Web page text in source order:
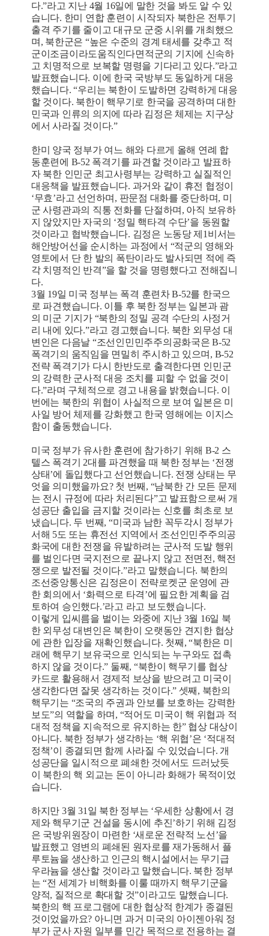
다.”라고 지난 4월 16일에 말한 것을 봐도 알 수 있
습니다. 한미 연합 훈련이 시작되자 북한은 전투기
출격 주기를 줄이고 대규모 군중 시위를 개최했으
며, 북한군은 “높은 수준의 경계 태세를 갖추고 적
군이조금이라도움직인다면적군의 기지에 신속하
고 치명적으로 보복할 명령을 기다리고 있다.”라고
발표했습니다. 이에 한국 국방부도 동일하게 대응
했습니다. “우리는 북한이 도발하면 강력하게 대응
할 것이다. 북한이 핵무기로 한국을 공격하며 대한
민국과 인류의 의지에 따라 김정은 체제는 지구상
에서 사라질 것이다.”
한미 양국 정부가 여느 해와 다르게 올해 연례 합
동훈련에 B-52 폭격기를 파견할 것이라고 발표하
자 북한 인민군 최고사령부는 강력하고 실질적인
대응책을 발표했습니다. 과거와 같이 휴전 협정이
‘무효’라고 선언하며, 판문점 대화를 중단하며, 미
군 사령관과의 직통 전화를 단절하며, 아직 보유하
지 않았지만 자국의 ‘정밀 핵타격 수단’을 동원할
것이라고 협박했습니다. 김정은 노동당 제1비서는
해안방어선을 순시하는 과정에서 “적군의 영해와
영토에서 단 한 발의 폭탄이라도 발사되면 적에 즉
각 치명적인 반격”을 할 것을 명령했다고 전해집니
다.
3월 19일 미국 정부는 폭격 훈련차 B-52를 한국으
로 파견했습니다. 이틀 후 북한 정부는 일본과 괌
의 미군 기지가 “북한의 정밀 공격 수단의 사정거
리 내에 있다.”라고 경고했습니다. 북한 외무성 대
변인은 다음날 “조선인민민주주의공화국은 B-52
폭격기의 움직임을 면밀히 주시하고 있으며, B-52
전략 폭격기가 다시 한반도로 출격한다면 인민군
의 강력한 군사적 대응 조치를 피할 수 없을 것이
다.”라며 구체적으로 경고 내용을 밝혔습니다. 이
번에는 북한의 위협이 사실적으로 보여 일본은 미
사일 방어 체제를 강화했고 한국 영해에는 이지스
함이 출동했습니다.
미국 정부가 유사한 훈련에 참가하기 위해 B-2 스
텔스 폭격기 2대를 파견했을 때 북한 정부는 ‘전쟁
상태’에 돌입했다고 선언했습니다. 전쟁 상태는 무
엇을 의미했을까요? 첫 번째, “남북한 간 모든 문제
는 전시 규정에 따라 처리된다”고 발표함으로써 개
성공단 출입을 금지할 것이라는 신호를 최초로 보
냈습니다. 두 번째, “미국과 남한 꼭두각시 정부가
서해 5도 또는 휴전선 지역에서 조선인민주주의공
화국에 대한 전쟁을 유발하려는 군사적 도발 행위
를 벌인다면 국지전으로 끝나지 않고 전면전, 핵전
쟁으로 발전될 것이다.”라고 말했습니다. 북한의
조선중앙통신은 김정은이 전략로켓군 운영에 관
한 회의에서 ‘화력으로 타격’에 필요한 계획을 검
토하여 승인했다.’라고 라고 보도했습니다.
이렇게 입씨름을 벌이는 와중에 지난 3월 16일 북
한 외무성 대변인은 북한이 오랫동안 견지한 협상
에 관한 입장을 재확인했습니다. 첫째, “북한은 미
래에 핵무기 보유국으로 인식되는 누구와도 접촉
하지 않을 것이다.” 둘째, “북한이 핵무기를 협상
카드로 활용해서 경제적 보상을 받으려고 미국이
생각한다면 잘못 생각하는 것이다.” 셋째, 북한의
핵무기는 “조국의 주권과 안보를 보호하는 강력한
보도”의 역할을 하며, “적어도 미국이 핵 위협과 적
대적 정책을 지속적으로 유지하는 한” 협상 대상이
아니다. 북한 정부가 생각하는 ‘핵 위협’은 ‘적대적
정책’이 종결되면 함께 사라질 수 있었습니다. 개
성공단을 일시적으로 폐쇄한 것에서도 드러났듯
이 북한의 핵 외교는 돈이 아니라 화해가 목적이었
습니다.
하지만 3월 31일 북한 정부는 ‘우세한 상황에서 경
제와 핵무기군 건설을 동시에 추진’하기 위해 김정
은 국방위원장이 마련한 ‘새로운 전략적 노선’을
발표했고 영변의 폐쇄된 원자로를 재가동해서 플
루토늄을 생산하고 인근의 핵시설에서는 무기급
우라늄을 생산할 것이라고 말했습니다. 북한 정부
는 “전 세계가 비핵화를 이룰 때까지 핵무기군을
양적, 질적으로 확대할 것”이라고도 말했습니다.
북한의 핵 프로그램에 대한 협상적 한계가 종결된
것이었을까요? 아니면 과거 미국의 아이젠아워 정
부가 군사 자원 일부를 민간 목적으로 전용하는 결